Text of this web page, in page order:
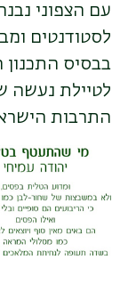
עם הצפוני
לסטודנטים
בבסיס התכנון
לטיילת נעשה
התרבות